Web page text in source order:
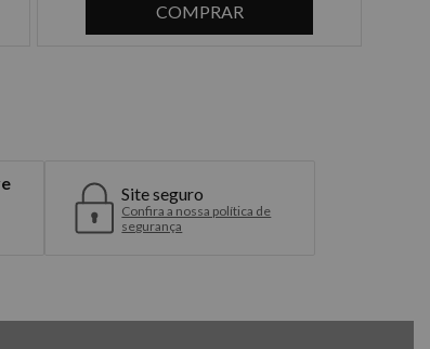
COMPRAR
Site seguro
Confira a nossa política de
segurança